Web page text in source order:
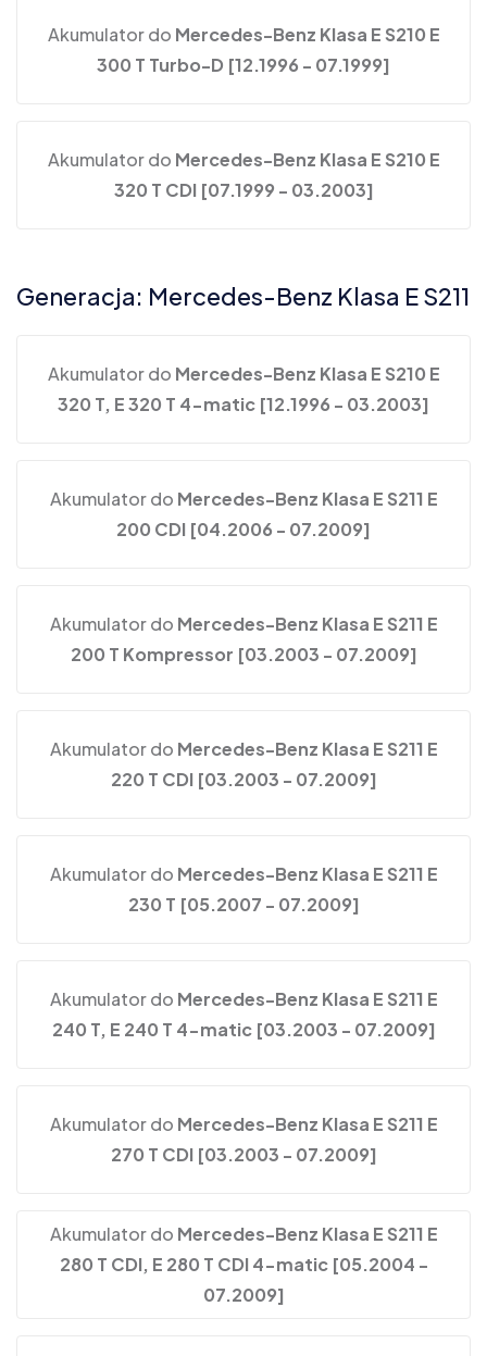
Akumulator do Mercedes-Benz Klasa E S210 E
300 T Turbo-D [12.1996 - 07.1999]
Akumulator do Mercedes-Benz Klasa E S210 E
320 T CDI [07.1999 - 03.2003]
Generacja: Mercedes-Benz Klasa E S211
Akumulator do Mercedes-Benz Klasa E S210 E
320 T, E 320 T 4-matic [12.1996 - 03.2003]
Akumulator do Mercedes-Benz Klasa E S211 E
200 CDI [04.2006 - 07.2009]
Akumulator do Mercedes-Benz Klasa E S211 E
200 T Kompressor [03.2003 - 07.2009]
Akumulator do Mercedes-Benz Klasa E S211 E
220 T CDI [03.2003 - 07.2009]
Akumulator do Mercedes-Benz Klasa E S211 E
230 T [05.2007 - 07.2009]
Akumulator do Mercedes-Benz Klasa E S211 E
240 T, E 240 T 4-matic [03.2003 - 07.2009]
Akumulator do Mercedes-Benz Klasa E S211 E
270 T CDI [03.2003 - 07.2009]
Akumulator do Mercedes-Benz Klasa E S211 E
280 T CDI, E 280 T CDI 4-matic [05.2004 -
07.2009]